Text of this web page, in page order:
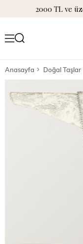
2000 TL ve
Anasayfa Doğal Taşlar